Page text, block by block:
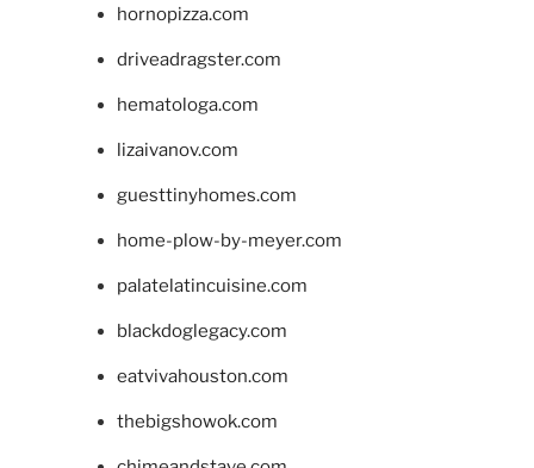
hornopizza.com
driveadragster.com
hematologa.com
lizaivanov.com
guesttinyhomes.com
home-plow-by-meyer.com
palatelatincuisine.com
blackdoglegacy.com
eatvivahouston.com
thebigshowok.com